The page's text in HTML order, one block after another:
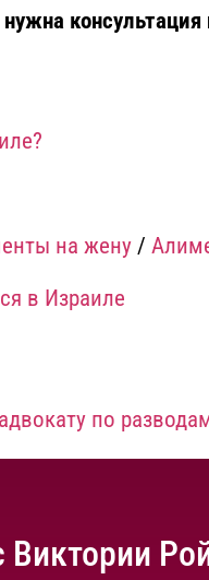
консультация
на жену /
в Израиле
по